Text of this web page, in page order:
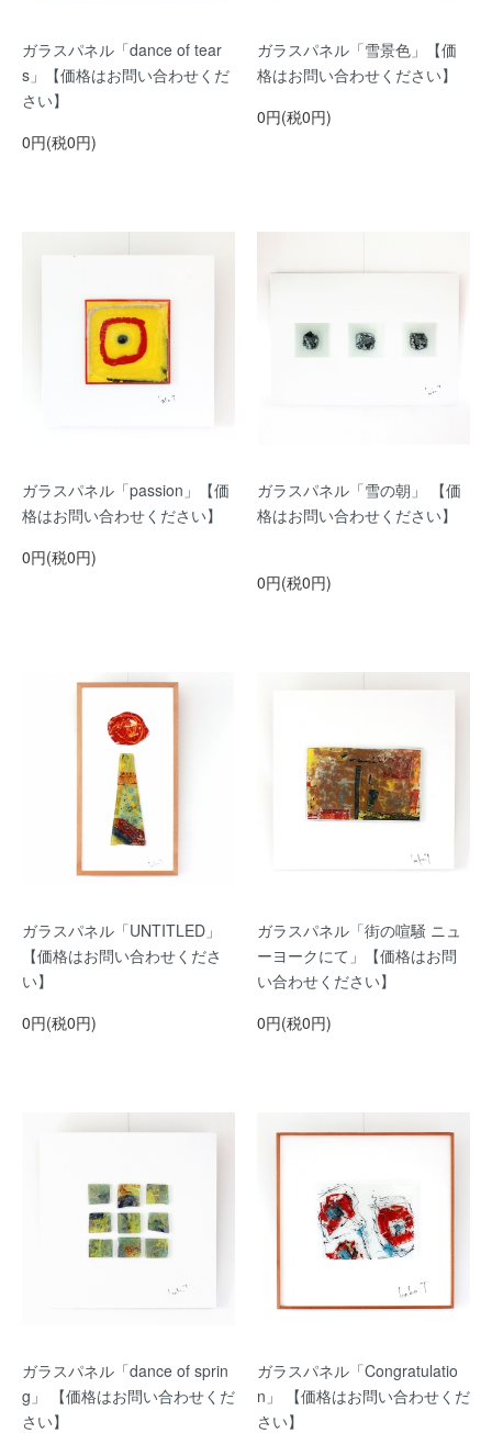
ガラスパネル「dance of tear
s」【価格はお問い合わせくだ
さい】
0円(税0円)
ガラスパネル「雪景色」【価
格はお問い合わせください】
0円(税0円)
ガラスパネル「passion」【価
格はお問い合わせください】
0円(税0円)
ガラスパネル「雪の朝」 【価
格はお問い合わせください】
0円(税0円)
ガラスパネル「UNTITLED」
【価格はお問い合わせくださ
い】
0円(税0円)
ガラスパネル「街の喧騒 ニュ
ーヨークにて」【価格はお問
い合わせください】
0円(税0円)
ガラスパネル「dance of sprin
g」 【価格はお問い合わせくだ
さい】
ガラスパネル「Congratulatio
n」 【価格はお問い合わせくだ
さい】